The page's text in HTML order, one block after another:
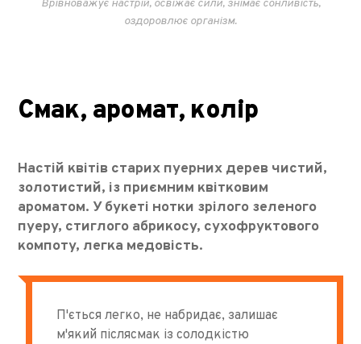
Врівноважує настрій, освіжає сили, знімає сонливість,
оздоровлює організм.
Смак, аромат, колір
Настій квітів старих пуерних дерев чистий,
золотистий, із приємним квітковим
ароматом. У букеті нотки зрілого зеленого
пуеру, стиглого абрикосу, сухофруктового
компоту, легка медовість.
П'ється легко, не набридає, залишає
м'який післясмак із солодкістю